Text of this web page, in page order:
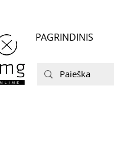
PAGRINDINIS